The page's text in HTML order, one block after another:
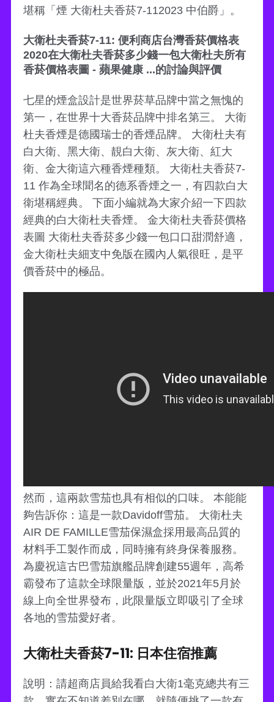
堪稱「煙 大衛杜夫香菸7-112023 中伯爵」。
大衛杜夫香菸7-11: 便利商店台灣香菸價格表
2020在大衛杜夫香菸多少錢一包大衛杜夫所有
香菸價格表圖 - 蘋果健康 ...的討論與評價
七星的煙盒設計是世界菸草品牌中當之無愧的
第一，在世界十大香菸品牌中排名第三。 大衛
杜夫香煙是德國瑞士的香煙品牌。 大衛杜夫有
白大衛、黑大衛、靚白大衛、灰大衛、紅大
衛、金大衛這六種香煙種類。 大衛杜夫香菸7-
11 作為全球聞名的德系香煙之一，有四款白大
衛堪稱經典。 下面小編就為大家介紹一下四款
經典的白大衛杜夫香煙。 金大衛杜夫香菸價格
表圖 大衛杜夫香菸多少錢一包口口甜潤舒適，
金大衛杜夫細支中免版在國內人氣很旺，是平
價香菸中的極品。
然而，這兩款雪茄也具有相似的口味。 本能能
夠告訴你：這是一款Davidoff雪茄。 大衛杜夫
AIR DE FAMILLE雪茄保濕盒採用最高品質的
材料手工製作而成，同時擁有終身保養服務。
為慶祝這古巴雪茄旗艦品牌創建55週年，高希
霸發布了這款全球限量版，並於2021年5月於
線上向全世界發布，此限量版立即吸引了全球
各地的雪茄愛好者。
大衛杜夫香菸7-11: 日本住宿推薦
說明：請超商店員給我看白大衛1毫克總共有三